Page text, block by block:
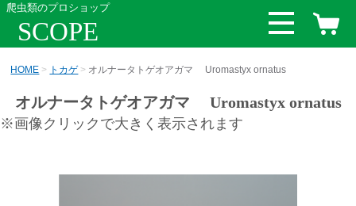
爬虫類のプロショップ
SCOPE
HOME トカゲ オルナータトゲオアガマ Uromastyx ornatus
オルナータトゲオアガマ Uromastyx ornatus
※画像クリックで大きく表示されます